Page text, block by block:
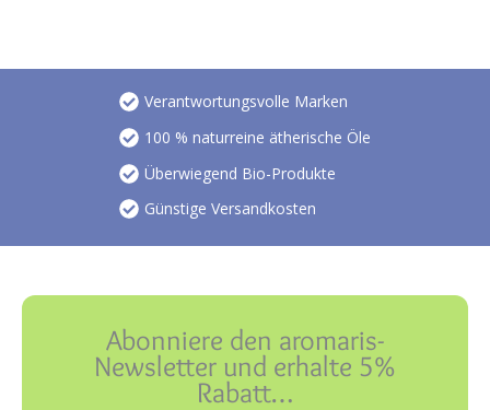
Verantwortungsvolle Marken
100 % naturreine ätherische Öle
Überwiegend Bio-Produkte
Günstige Versandkosten
Abonniere den aromaris-
Newsletter und erhalte 5%
Rabatt…